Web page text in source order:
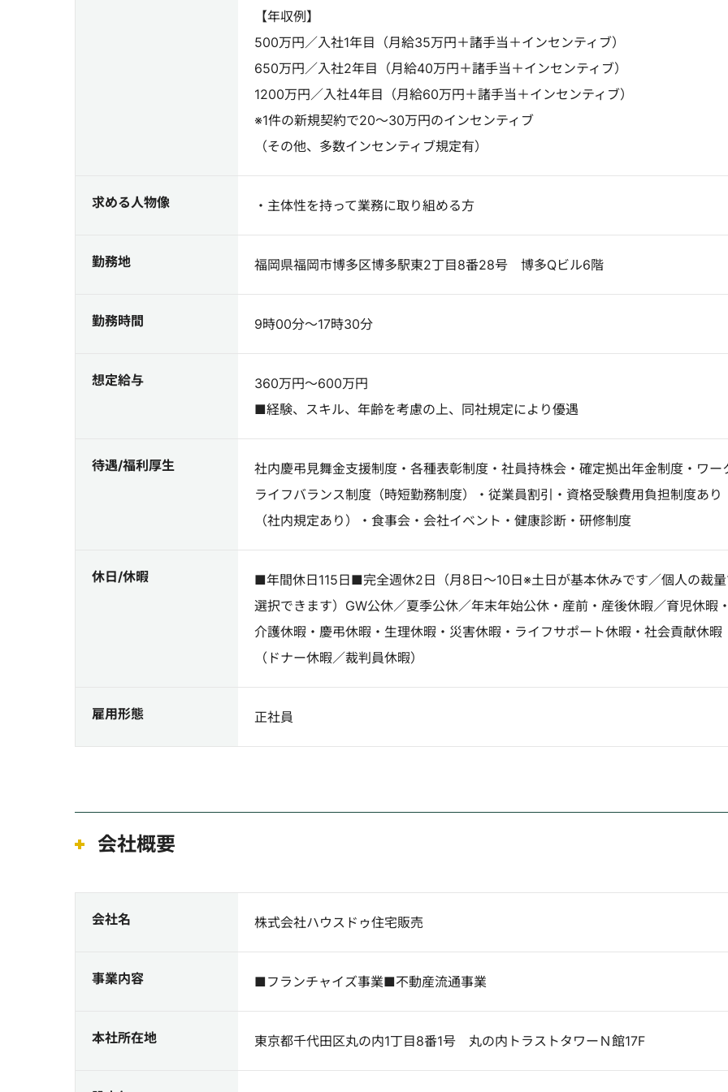
【年収例】
500万円／入社1年目（月給35万円＋諸手当＋インセンティブ）
650万円／入社2年目（月給40万円＋諸手当＋インセンティブ）
1200万円／入社4年目（月給60万円＋諸手当＋インセンティブ）
※1件の新規契約で20～30万円のインセンティブ
（その他、多数インセンティブ規定有）
求める人物像 ・主体性を持って業務に取り組める方
勤務地 福岡県福岡市博多区博多駅東2丁目8番28号 博多Qビル6階
勤務時間 9時00分～17時30分
想定給与
360万円～600万円
■経験、スキル、年齢を考慮の上、同社規定により優遇
待遇/福利厚生
社内慶弔見舞金支援制度・各種表彰制度・社員持株会・確定拠出年金制度・ワー
ライフバランス制度（時短勤務制度）・従業員割引・資格受験費用負担制度あり
（社内規定あり）・食事会・会社イベント・健康診断・研修制度
休日/休暇
■年間休日115日■完全週休2日（月8日～10日※土日が基本休みです／個人の裁
選択できます）GW公休／夏季公休／年末年始公休・産前・産後休暇／育児休暇・
介護休暇・慶弔休暇・生理休暇・災害休暇・ライフサポート休暇・社会貢献休暇
（ドナー休暇／裁判員休暇）
雇用形態 正社員
会社概要
会社名 株式会社ハウスドゥ住宅販売
事業内容 ■フランチャイズ事業■不動産流通事業
本社所在地 東京都千代田区丸の内1丁目8番1号 丸の内トラストタワーＮ館17F